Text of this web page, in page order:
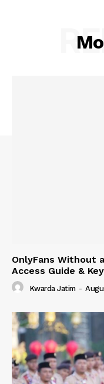
OnlyFans Without
Access Guide &
Kwarda Jatim -